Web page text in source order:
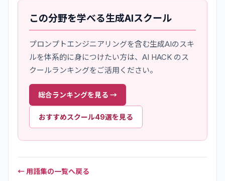
この分野を学べる生成AIスクール
プロンプトエンジニアリングを含む生成AIのスキ
ルを体系的に身につけたい方は、AI HACK のス
クールランキングをご活用ください。
総合ランキングを見る →
おすすめスクール49選を見る
← 用語集の一覧へ戻る